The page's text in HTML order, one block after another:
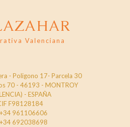
Valenciana
- Poligono 17- Parcela 30
70 - 46193 - MONTROY
- ESPAÑA
F98128184
+34 961106606
+34 692038698